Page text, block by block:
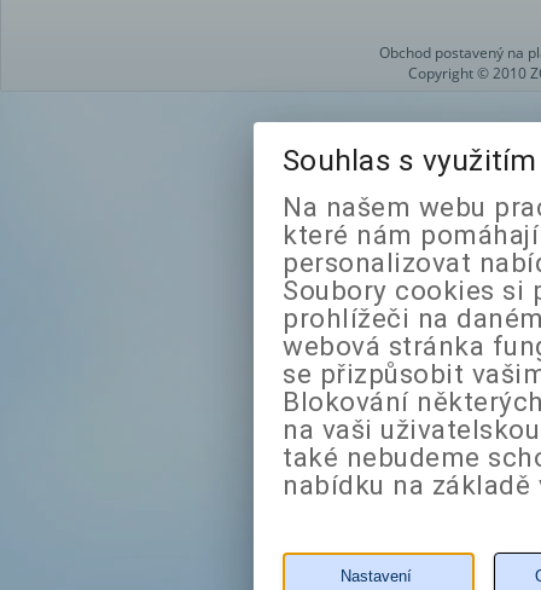
Obchod postavený na
Copyright © 2010
Souhlas s
Na našem webu
které nám
personalizovat
Soubory cookies si
prohlížeči na
webová stránka
se přizpůsobit
Blokování
na vaši
také nebudeme
nabídku na
Nastavení